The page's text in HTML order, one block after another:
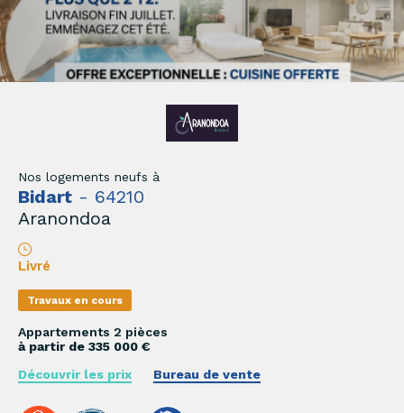
Nos logements neufs à
Bidart - 64210
Aranondoa
Livré
Travaux en cours
Appartements 2 pièces
à partir de 335 000 €
Découvrir les prix
Bureau de vente